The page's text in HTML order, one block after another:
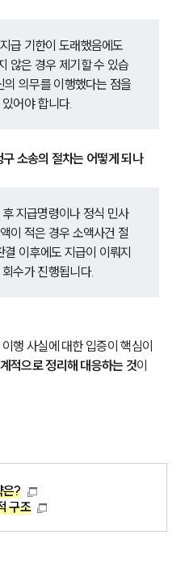
급 기한이 도래했음에도
않은 경우 제기할 수 있습
의무를 이행했다는 점을
어야 합니다.
소송의 절차는 어떻게 되나
지급명령이나 정식 민사
이 적은 경우 소액사건 절
이후에도 지급이 이뤄지
수가 진행됩니다.
행 사실에 대한 입증이 핵심이
적으로 정리해 대응하는 것이
은?
구조